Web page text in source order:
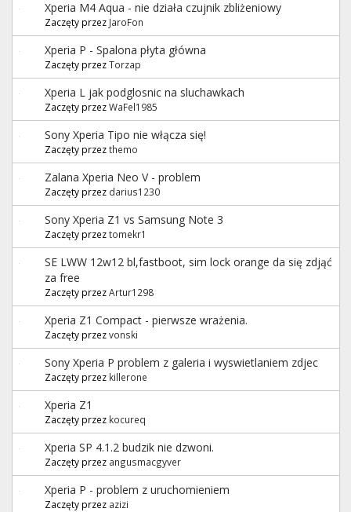
Xperia M4 Aqua - nie działa czujnik zbliżeniowy
Zaczęty przez JaroFon
Xperia P - Spalona płyta główna
Zaczęty przezTorzap
Xperia L jak podglosnic na sluchawkach
Zaczęty przezWaFel1985
Sony Xperia Tipo nie włącza się!
Zaczęty przezthemo
Zalana Xperia Neo V - problem
Zaczęty przez darius1230
Sony Xperia Z1 vs Samsung Note 3
Zaczęty przeztomekr1
SE LWW 12w12 bl,fastboot, sim lock orange da się zdjąć
za free
Zaczęty przezArtur1298
Xperia Z1 Compact - pierwsze wrażenia.
Zaczęty przezvonski
Sony Xperia P problem z galeria i wyswietlaniem zdjec
Zaczęty przez killerone
Xperia Z1
Zaczęty przez kocureq
Xperia SP 4.1.2 budzik nie dzwoni.
Zaczęty przez angusmacgyver
Xperia P - problem z uruchomieniem
Zaczęty przez azizi